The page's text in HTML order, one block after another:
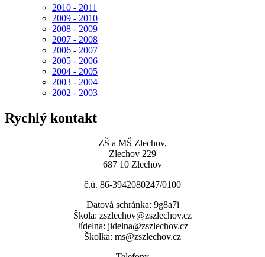
2010 - 2011
2009 - 2010
2008 - 2009
2007 - 2008
2006 - 2007
2005 - 2006
2004 - 2005
2003 - 2004
2002 - 2003
Rychlý kontakt
ZŠ a MŠ Zlechov,
Zlechov 229
687 10 Zlechov
č.ú. 86-3942080247/0100
Datová schránka: 9g8a7i
Škola: zszlechov@zszlechov.cz
Jídelna: jidelna@zszlechov.cz
Školka: ms@zszlechov.cz